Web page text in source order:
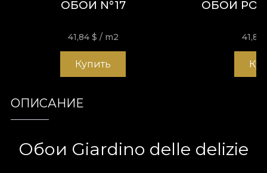
ОБОИ N°17
41,84 $ / m2
Купить
ОБОИ
41,84
ОПИСАНИЕ
Обои Giardino delle delizie